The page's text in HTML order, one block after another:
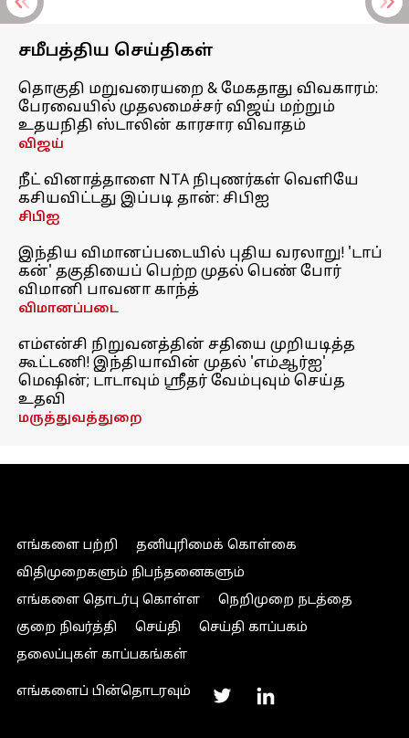
சமீபத்திய செய்திகள்
தொகுதி மறுவரையறை & மேகதாது விவகாரம்:
பேரவையில் முதலமைச்சர் விஜய் மற்றும்
உதயநிதி ஸ்டாலின் காரசார விவாதம்
விஜய்
நீட் வினாத்தாளை NTA நிபுணர்கள் வெளியே
கசியவிட்டது இப்படி தான்: சிபிஐ
சிபிஐ
இந்திய விமானப்படையில் புதிய வரலாறு! 'டாப்
கன்' தகுதியைப் பெற்ற முதல் பெண் போர்
விமானி பாவனா காந்த்
விமானப்படை
எம்என்சி நிறுவனத்தின் சதியை முறியடித்த
கூட்டணி! இந்தியாவின் முதல் 'எம்ஆர்ஐ'
மெஷின்; டாடாவும் ஸ்ரீதர் வேம்புவும் செய்த
உதவி
மருத்துவத்துறை
எங்களை பற்றி
தனியுரிமைக் கொள்கை
விதிமுறைகளும் நிபந்தனைகளும்
எங்களை தொடர்பு கொள்ள
நெறிமுறை நடத்தை
குறை நிவர்த்தி
செய்தி
செய்தி காப்பகம்
தலைப்புகள் காப்பகங்கள்
எங்களைப் பின்தொடரவும்